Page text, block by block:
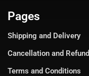
Pages
Shipping and Delivery
Cancellation and Refund
Terms and Conditions